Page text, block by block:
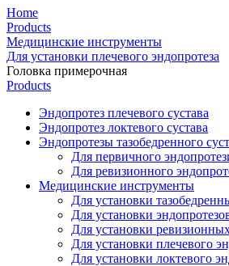
Home
Products
Медицинские инструменты
Для установки плечевого эндопротеза
Головка примерочная
Products
Эндопротез плечевого сустава
Эндопротез локтевого сустава
Эндопротезы тазобедренного
Для первичного
Для ревизионного
Медицинские инструменты
Для установки
Для установки
Для установки
Для установки плечевого
Для установки локтевого